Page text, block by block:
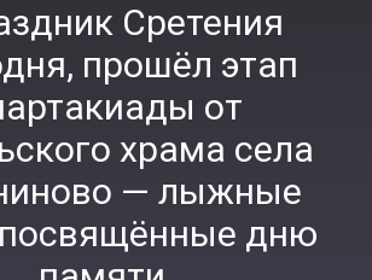
Сретения
прошёл этап
от
храма села
— лыжные
посвящённые дню